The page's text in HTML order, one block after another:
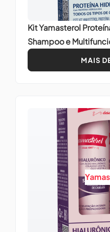
Kit Yamasterol
Shampoo e
MAIS